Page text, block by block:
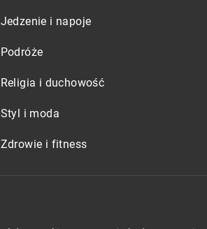
Jedzenie i napoje
Podróże
Religia i duchowość
Styl i moda
Zdrowie i fitness